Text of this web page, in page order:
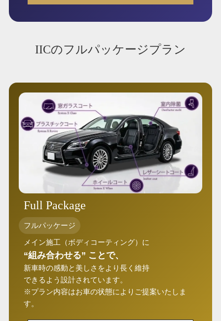
IICのフルパッケージプラン
Full Package
フルパッケージ
メイン施工（ボディコーティング）に
“組み合わせる” ことで、
新車時の感動と美しさをより長く維持
できるよう設計されています。
※プラン内容はお車の状態によりご提案いたしま
す。